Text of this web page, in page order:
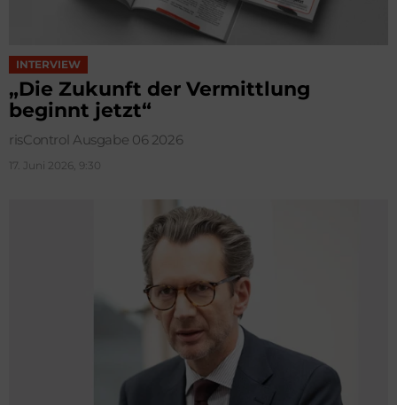
INTERVIEW
„Die Zukunft der Vermittlung
beginnt jetzt“
risControl Ausgabe 06 2026
17. Juni 2026, 9:30